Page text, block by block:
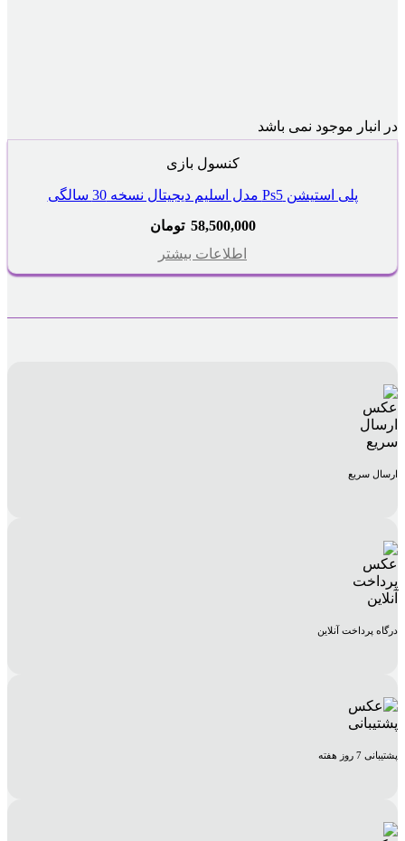
در انبار موجود نمی باشد
کنسول بازی
پلی استیشن Ps5 مدل اسلیم دیجیتال نسخه 30 سالگی
58,500,000 تومان
اطلاعات بیشتر
ارسال سریع
درگاه پرداخت آنلاین
پشتیبانی 7 روز هفته